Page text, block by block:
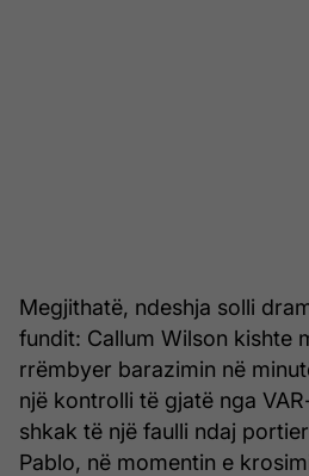
Megjithatë, ndeshja solli
fundit: Callum Wilson kishte
rrëmbyer barazimin në
një kontrolli të gjatë nga
shkak të një faulli ndaj
Pablo, në momentin e